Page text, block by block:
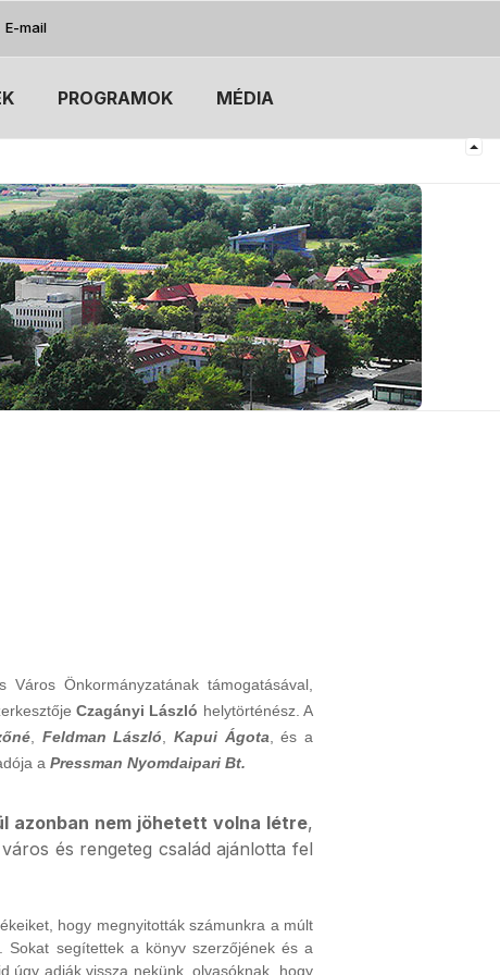
E-mail
PROGRAMOK MÉDIA
Önkormányzatának támogatásával,
Czagányi László helytörténész. A
Feldman László ,Kapui Ágota , és a
a Pressman Nyomdaipari Bt.
azonban nem jöhetett volna létre,
és rengeteg család ajánlotta fel
hogy megnyitották számunkra a múlt
segítettek a könyv szerzőjének és a
úgy adják vissza nekünk, olvasóknak, hogy